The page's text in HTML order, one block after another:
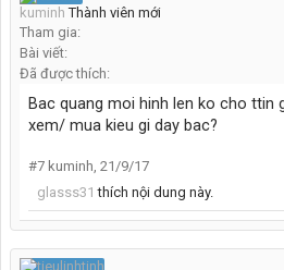
kuminh Thành viên mới
Tham gia:
Bài viết:
Đã được thích:
Bac quang moi hinh len ko cho ttin
xem/ mua kieu gi day bac?
#7 kuminh, 21/9/17
glasss31 thích nội dung này.